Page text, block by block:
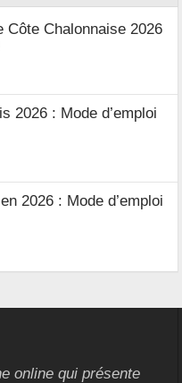
Côte Chalonnaise 2026
2026 : Mode d’emploi
2026 : Mode d’emploi
online qui présente